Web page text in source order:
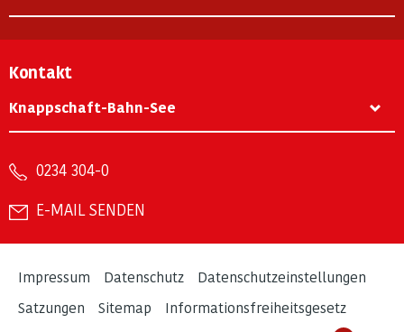
Kontakt
Knappschaft-Bahn-See
0234 304-0
E-MAIL SENDEN
Impressum Datenschutz
Datenschutzeinstellungen
Satzungen
Sitemap
Informationsfreiheitsgesetz